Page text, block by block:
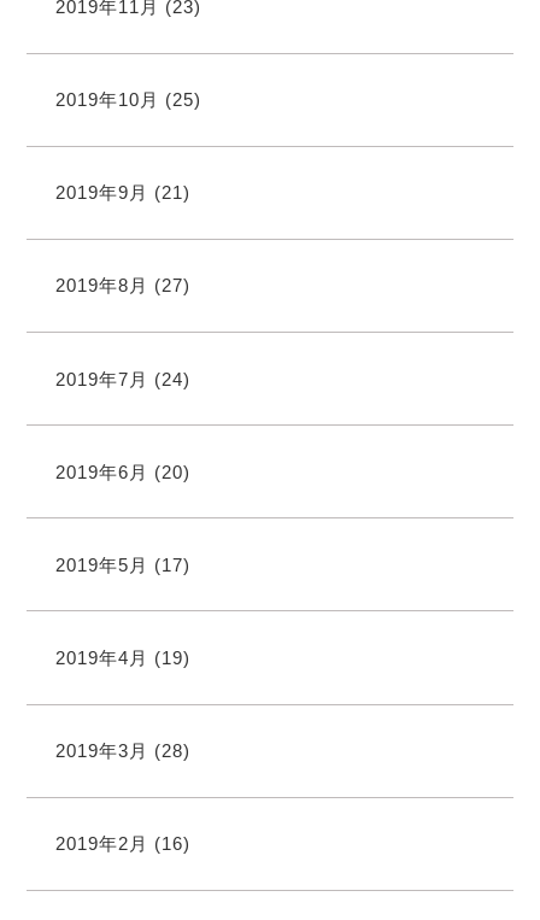
2019年11月 (23)
2019年10月 (25)
2019年9月 (21)
2019年8月 (27)
2019年7月 (24)
2019年6月 (20)
2019年5月 (17)
2019年4月 (19)
2019年3月 (28)
2019年2月 (16)